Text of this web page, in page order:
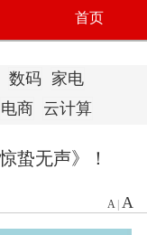
首页
数码
家电
电商 云计算
蛰无声》！
A| A